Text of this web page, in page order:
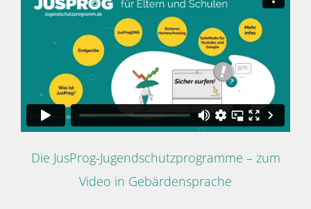
Die JusProg-Jugendschutzprogramme – zum
Video in Gebärdensprache